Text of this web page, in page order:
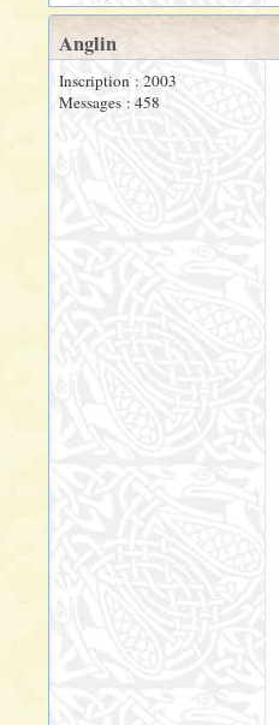
Anglin
Inscription : 2003
Messages : 458